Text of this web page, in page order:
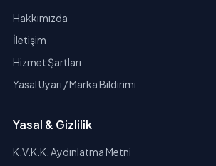
Hakkımızda
İletişim
Hizmet Şartları
Yasal Uyarı / Marka Bildirimi
Yasal & Gizlilik
K.V.K.K. Aydınlatma Metni